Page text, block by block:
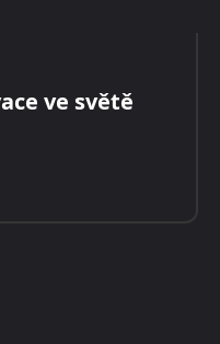
ve světě